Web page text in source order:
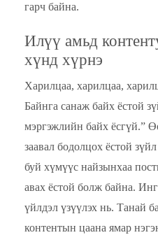
гарч байна.
Илүү амьд
хүнд хүрнэ
Харилцаа, харилцаа,
Байнга санаж байх ёстой
мэргэжлийн байх ёсгүй.”
заавал бодолцох ёстой
буй хүмүүс найзынхаа
авах ёстой болж байна.
үйлдэл үзүүлэх нь. Танай
контентын цаана ямар